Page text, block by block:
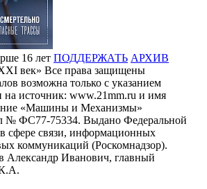
ПОДДЕРЖАТЬ АРХИВ
век» Все права защищены
возможна только с указанием
на источник: www.21mm.ru и имя
«Машины и Механизмы»
№ ФС77-75334. Выдано Федеральной
сфере связи, информационных
коммуникаций (Роскомнадзор).
Александр Иванович, главный